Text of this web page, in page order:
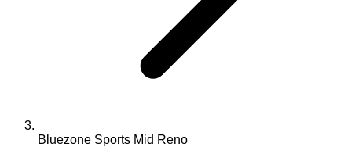
Bluezone Sports Mid Reno